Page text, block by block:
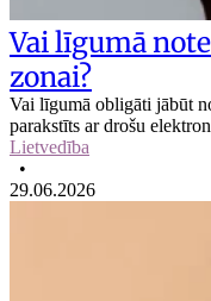
Vai līgumā
zonai?
Vai līgumā obligāti jābūt
parakstīts ar drošu
Lietvedība
•
29.06.2026